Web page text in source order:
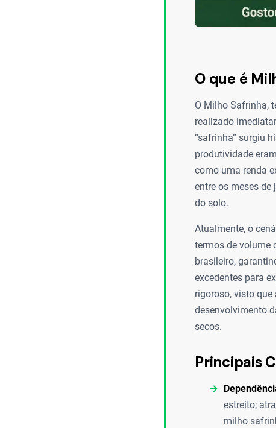
O que é
O Milho Safrinha,
realizado
“safrinha” surgiu
produtividade
como uma renda
entre os meses
do solo.
Atualmente, o
termos de volume
brasileiro,
excedentes para
rigoroso, visto
desenvolvimento
secos.
Principais
estreito;
milho